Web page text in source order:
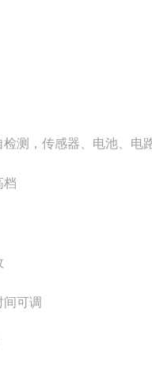
测，传感器、电池、电
档
可调